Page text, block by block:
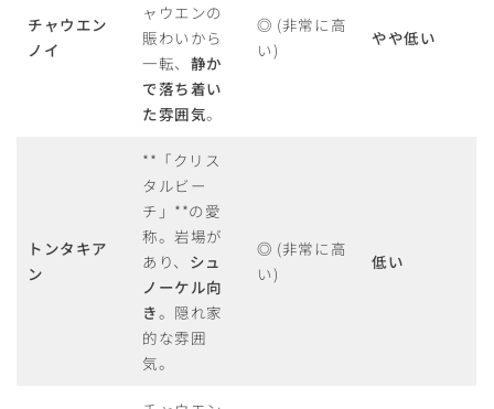
チャウエン
ノイ
ャウエンの
賑わいから
一転、 静か
で落ち着い
た雰囲気。
◎ (非常に高
い)
やや低い
トンタキア
ン
**「クリス
タルビー
チ」**の愛
称。岩場が
あり、 シュ
ノーケル向
き。隠れ家
的な雰囲
気。
◎ (非常に高
い)
低い